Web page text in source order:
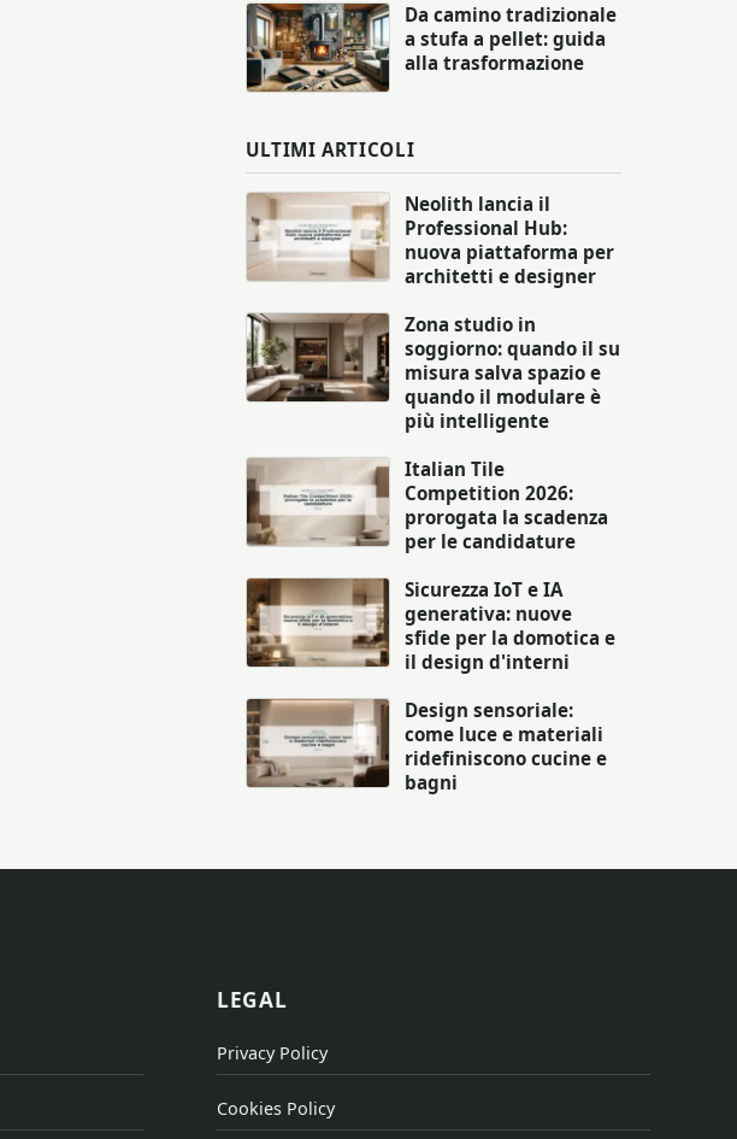
Da camino tradizionale
a stufa a pellet: guida
alla trasformazione
ULTIMI ARTICOLI
Neolith lancia il
Professional Hub:
nuova piattaforma per
architetti e designer
Zona studio in
soggiorno: quando il su
misura salva spazio e
quando il modulare è
più intelligente
Italian Tile
Competition 2026:
prorogata la scadenza
per le candidature
Sicurezza IoT e IA
generativa: nuove
sfide per la domotica e
il design d'interni
Design sensoriale:
come luce e materiali
ridefiniscono cucine e
bagni
LEGAL
Privacy Policy
Cookies Policy